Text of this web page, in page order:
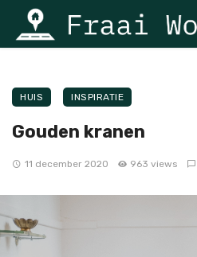
HUIS INSPIRATIE
Gouden kranen
11 december 2020 963 views